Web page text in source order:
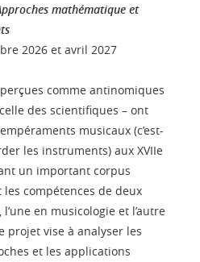
mathématique et
2026 et avril 2027
comme antinomiques
des scientifiques – ont
musicaux (c’est-
les instruments) aux XVIIe
un important corpus
compétences de deux
en musicologie et l’autre
projet vise à analyser les
et les applications